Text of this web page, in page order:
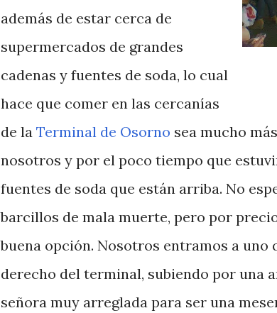
además de estar cerca de
supermercados de grandes
cadenas y fuentes de soda, lo cual
hace que comer en las cercanías
de la Terminal de Osorno sea mucho
nosotros y por el poco tiempo que
fuentes de soda que están arriba. No
barcillos de mala muerte, pero por
buena opción. Nosotros entramos a uno
derecho del terminal, subiendo por una
señora muy arreglada para ser una